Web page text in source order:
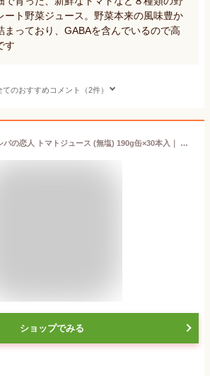
ート野菜ジュース。野菜本来の風味豊か
まっており、GABAを含んでいるので高
す
てのおすすめコメント（2件）
JAびらとり ニシパの恋人 トマトジュース (無塩) 190g缶×30本入｜ 送料無料 トマトジュース 無塩 野菜ジュース とまと 缶
ショップでみる